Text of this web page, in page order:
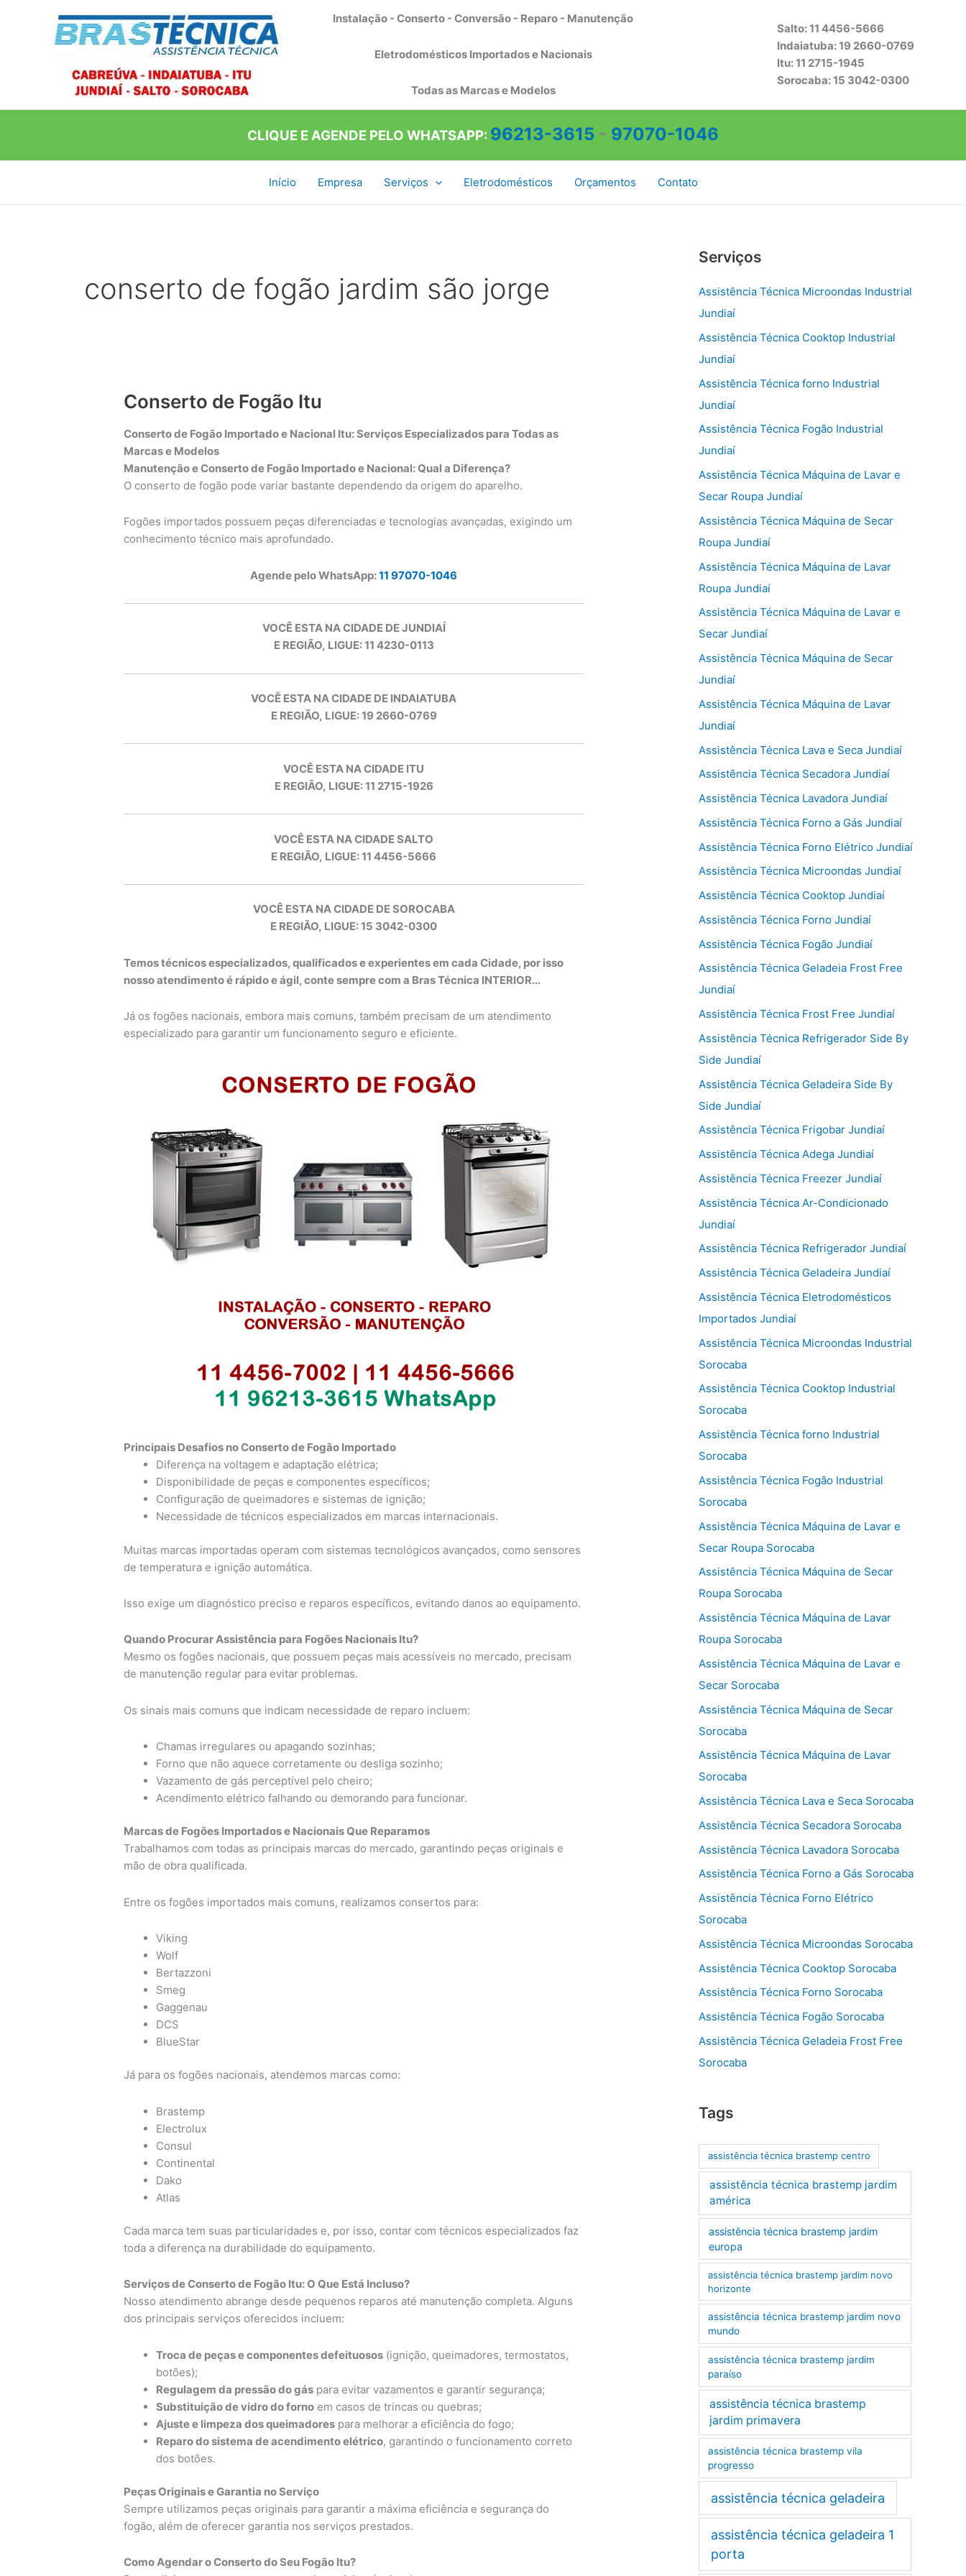
Instalação - Conserto - Conversão - Reparo - Manutenção
Eletrodomésticos Importados e Nacionais
Todas as Marcas e Modelos
Salto: 11 4456-5666
Indaiatuba: 19 2660-0769
Itu: 11 2715-1945
Sorocaba: 15 3042-0300
CLIQUE E AGENDE PELO WHATSAPP: 96213-3615 - 97070-1046
Início Empresa Serviços Eletrodomésticos Orçamentos Contato
conserto de fogão jardim são jorge
Conserto de Fogão Itu
Conserto de Fogão Importado e Nacional Itu: Serviços Especializados para Todas as
Marcas e Modelos
Manutenção e Conserto de Fogão Importado e Nacional: Qual a Diferença?
O conserto de fogão pode variar bastante dependendo da origem do aparelho.
Fogões importados possuem peças diferenciadas e tecnologias avançadas, exigindo um
conhecimento técnico mais aprofundado.
Agende pelo WhatsApp:11 97070-1046
VOCÊ ESTA NA CIDADE DE JUNDIAÍ
E REGIÃO, LIGUE: 11 4230-0113
VOCÊ ESTA NA CIDADE DE INDAIATUBA
E REGIÃO, LIGUE: 19 2660-0769
VOCÊ ESTA NA CIDADE ITU
E REGIÃO, LIGUE: 11 2715-1926
VOCÊ ESTA NA CIDADE SALTO
E REGIÃO, LIGUE: 11 4456-5666
VOCÊ ESTA NA CIDADE DE SOROCABA
E REGIÃO, LIGUE: 15 3042-0300
Temos técnicos especializados, qualificados e experientes em cada Cidade, por isso
nosso atendimento é rápido e ágil, conte sempre com a Bras Técnica INTERIOR…
Já os fogões nacionais, embora mais comuns, também precisam de um atendimento
especializado para garantir um funcionamento seguro e eficiente.
Principais Desafios no Conserto de Fogão Importado
Diferença na voltagem e adaptação elétrica;
Disponibilidade de peças e componentes específicos;
Configuração de queimadores e sistemas de ignição;
Necessidade de técnicos especializados em marcas internacionais.
Muitas marcas importadas operam com sistemas tecnológicos avançados, como sensores
de temperatura e ignição automática.
Isso exige um diagnóstico preciso e reparos específicos, evitando danos ao equipamento.
Quando Procurar Assistência para Fogões Nacionais Itu?
Mesmo os fogões nacionais, que possuem peças mais acessíveis no mercado, precisam
de manutenção regular para evitar problemas.
Os sinais mais comuns que indicam necessidade de reparo incluem:
Chamas irregulares ou apagando sozinhas;
Forno que não aquece corretamente ou desliga sozinho;
Vazamento de gás perceptível pelo cheiro;
Acendimento elétrico falhando ou demorando para funcionar.
Marcas de Fogões Importados e Nacionais Que Reparamos
Trabalhamos com todas as principais marcas do mercado, garantindo peças originais e
mão de obra qualificada.
Entre os fogões importados mais comuns, realizamos consertos para:
Viking
Wolf
Bertazzoni
Smeg
Gaggenau
DCS
BlueStar
Já para os fogões nacionais, atendemos marcas como:
Brastemp
Electrolux
Consul
Continental
Dako
Atlas
Cada marca tem suas particularidades e, por isso, contar com técnicos especializados faz
toda a diferença na durabilidade do equipamento.
Serviços de Conserto de Fogão Itu: O Que Está Incluso?
Nosso atendimento abrange desde pequenos reparos até manutenção completa. Alguns
dos principais serviços oferecidos incluem:
Troca de peças e componentes defeituosos (ignição, queimadores, termostatos,
botões);
Regulagem da pressão do gás para evitar vazamentos e garantir segurança;
Substituição de vidro do forno em casos de trincas ou quebras;
Ajuste e limpeza dos queimadores para melhorar a eficiência do fogo;
Reparo do sistema de acendimento elétrico, garantindo o funcionamento correto
dos botões.
Peças Originais e Garantia no Serviço
Sempre utilizamos peças originais para garantir a máxima eficiência e segurança do
fogão, além de oferecer garantia nos serviços prestados.
Como Agendar o Conserto do Seu Fogão Itu?
Serviços
Assistência Técnica Microondas Industrial
Jundiaí
Assistência Técnica Cooktop Industrial
Jundiaí
Assistência Técnica forno Industrial
Jundiaí
Assistência Técnica Fogão Industrial
Jundiaí
Assistência Técnica Máquina de Lavar e
Secar Roupa Jundiaí
Assistência Técnica Máquina de Secar
Roupa Jundiaí
Assistência Técnica Máquina de Lavar
Roupa Jundiaí
Assistência Técnica Máquina de Lavar e
Secar Jundiaí
Assistência Técnica Máquina de Secar
Jundiaí
Assistência Técnica Máquina de Lavar
Jundiaí
Assistência Técnica Lava e Seca Jundiaí
Assistência Técnica Secadora Jundiaí
Assistência Técnica Lavadora Jundiaí
Assistência Técnica Forno a Gás Jundiaí
Assistência Técnica Forno Elétrico Jundiaí
Assistência Técnica Microondas Jundiaí
Assistência Técnica Cooktop Jundiaí
Assistência Técnica Forno Jundiaí
Assistência Técnica Fogão Jundiaí
Assistência Técnica Geladeia Frost Free
Jundiaí
Assistência Técnica Frost Free Jundiaí
Assistência Técnica Refrigerador Side By
Side Jundiaí
Assistência Técnica Geladeira Side By
Side Jundiaí
Assistência Técnica Frigobar Jundiaí
Assistência Técnica Adega Jundiaí
Assistência Técnica Freezer Jundiaí
Assistência Técnica Ar-Condicionado
Jundiaí
Assistência Técnica Refrigerador Jundiaí
Assistência Técnica Geladeira Jundiaí
Assistência Técnica Eletrodomésticos
Importados Jundiaí
Assistência Técnica Microondas Industrial
Sorocaba
Assistência Técnica Cooktop Industrial
Sorocaba
Assistência Técnica forno Industrial
Sorocaba
Assistência Técnica Fogão Industrial
Sorocaba
Assistência Técnica Máquina de Lavar e
Secar Roupa Sorocaba
Assistência Técnica Máquina de Secar
Roupa Sorocaba
Assistência Técnica Máquina de Lavar
Roupa Sorocaba
Assistência Técnica Máquina de Lavar e
Secar Sorocaba
Assistência Técnica Máquina de Secar
Sorocaba
Assistência Técnica Máquina de Lavar
Sorocaba
Assistência Técnica Lava e Seca Sorocaba
Assistência Técnica Secadora Sorocaba
Assistência Técnica Lavadora Sorocaba
Assistência Técnica Forno a Gás Sorocaba
Assistência Técnica Forno Elétrico
Sorocaba
Assistência Técnica Microondas Sorocaba
Assistência Técnica Cooktop Sorocaba
Assistência Técnica Forno Sorocaba
Assistência Técnica Fogão Sorocaba
Assistência Técnica Geladeia Frost Free
Sorocaba
Tags
assistência técnica brastemp centro
assistência técnica brastemp jardim
américa
assistência técnica brastemp jardim
europa
assistência técnica brastemp jardim novo
horizonte
assistência técnica brastemp jardim novo
mundo
assistência técnica brastemp jardim
paraíso
assistência técnica brastemp
jardim primavera
assistência técnica brastemp vila
progresso
assistência técnica geladeira
assistência técnica geladeira 1
porta